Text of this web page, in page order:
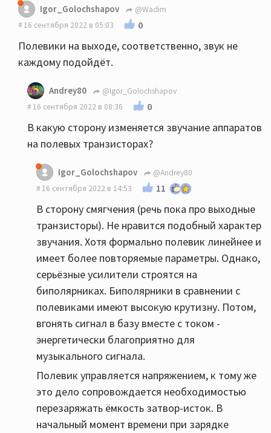
Igor_Golochshapov
@Wadim
16 сентября 2022 в 05:03
0
Полевики на выходе, соответственно, звук не
каждому подойдёт.
Andrey80
@Igor_Golochshapov
16 сентября 2022 в 08:36
0
В какую сторону изменяется звучание аппаратов
на полевых транзисторах?
Igor_Golochshapov
@Andrey80
16 сентября 2022 в 14:53
11
В сторону смягчения (речь пока про выходные
транзисторы). Не нравится подобный характер
звучания. Хотя формально полевик линейнее и
имеет более повторяемые параметры. Однако,
серьёзные усилители строятся на
биполярниках. Биполярники в сравнении с
полевиками имеют высокую крутизну. Потом,
вгонять сигнал в базу вместе с током -
энергетически благоприятно для
музыкального сигнала.
Полевик управляется напряжением, к тому же
это дело сопровождается необходимостью
перезаряжать ёмкость затвор-исток. В
начальный момент времени при зарядке